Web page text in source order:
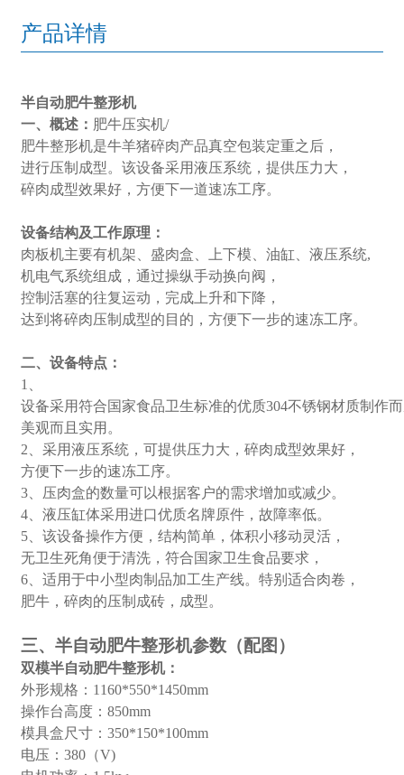
产品详情
半自动肥牛整形机
一、 概述： 肥牛压实机/
肥牛整形机是牛羊猪碎肉产品真空包装定重之后，
进行压制成型。该设备采用液压系统，提供压力大，
碎肉成型效果好，方便下一道速冻工序。
设备结构及工作原理：
肉板机主要有机架、盛肉盒、上下模、油缸、液压系统,
机电气系统组成，通过操纵手动换向阀，
控制活塞的往复运动，完成上升和下降，
达到将碎肉压制成型的目的，方便下一步的速冻工序。
二、设备特点：
1、
设备采用符合国家食品卫生标准的优质304不锈钢材质制作
美观而且实用。
2、采用液压系统，可提供压力大，碎肉成型效果好，
方便下一步的速冻工序。
3、压肉盒的数量可以根据客户的需求增加或减少。
4、液压缸体采用进口优质名牌原件，故障率低。
5、该设备操作方便，结构简单，体积小移动灵活，
无卫生死角便于清洗，符合国家卫生食品要求，
6、适用于中小型肉制品加工生产线。特别适合肉卷，
肥牛，碎肉的压制成砖，成型。
三、半自动肥牛整形机参数（配图）
双模半自动肥牛整形机：
外形规格：1160*550*1450mm
操作台高度：850mm
模具盒尺寸：350*150*100mm
电压：380（V)